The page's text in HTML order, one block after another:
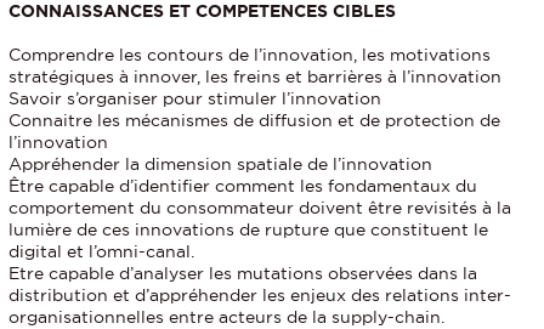
CONNAISSANCES ET COMPETENCES CIBLES
Comprendre les contours de l’innovation, les motivations
stratégiques à innover, les freins et barrières à l’innovation
Savoir s’organiser pour stimuler l’innovation
Connaitre les mécanismes de diffusion et de protection de
l’innovation
Appréhender la dimension spatiale de l’innovation
Être capable d’identifier comment les fondamentaux du
comportement du consommateur doivent être revisités à la
lumière de ces innovations de rupture que constituent le
digital et l’omni-canal.
Etre capable d’analyser les mutations observées dans la
distribution et d’appréhender les enjeux des relations inter-
organisationnelles entre acteurs de la supply-chain.